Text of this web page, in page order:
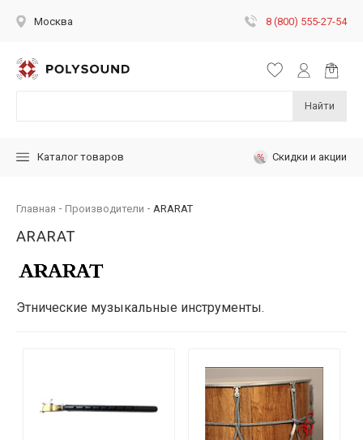
Москва 8 (800) 555-27-54
Найти
Каталог товаров Скидки и акции
Главная Производители ARARAT
ARARAT
Этнические музыкальные инструменты.